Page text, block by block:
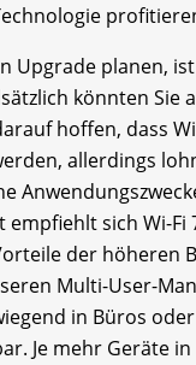
Upgrade planen,
könnten Sie
hoffen, dass
allerdings
empfiehlt sich Wi-Fi
der höheren
Multi-User-
in Büros
Je mehr Geräte